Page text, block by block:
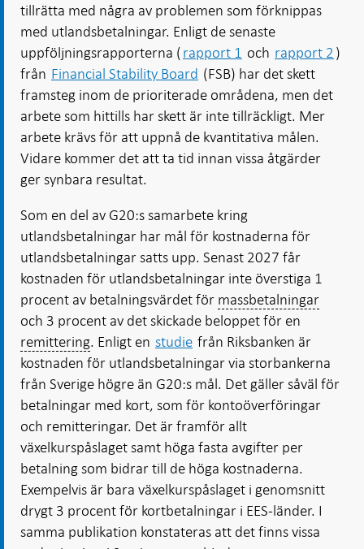
tillrätta med några av problemen som förknippas
med utlandsbetalningar. Enligt de senaste
uppföljningsrapporterna (rapport 1 och rapport 2)
från Financial Stability Board (FSB) har det skett
framsteg inom de prioriterade områdena, men det
arbete som hittills har skett är inte tillräckligt. Mer
arbete krävs för att uppnå de kvantitativa målen.
Vidare kommer det att ta tid innan vissa åtgärder
ger synbara resultat.
Som en del av G20:s samarbete kring
utlandsbetalningar har mål för kostnaderna för
utlandsbetalningar satts upp. Senast 2027 får
kostnaden för utlandsbetalningar inte överstiga 1
procent av betalningsvärdet för massbetalningar
och 3 procent av det skickade beloppet för en
remittering. Enligt en studie från Riksbanken är
kostnaden för utlandsbetalningar via storbankerna
från Sverige högre än G20:s mål. Det gäller såväl för
betalningar med kort, som för kontoöverföringar
och remitteringar. Det är framför allt
växelkurspåslaget samt höga fasta avgifter per
betalning som bidrar till de höga kostnaderna.
Exempelvis är bara växelkurspåslaget i genomsnitt
drygt 3 procent för kortbetalningar i EES-länder. I
samma publikation konstateras att det finns vissa